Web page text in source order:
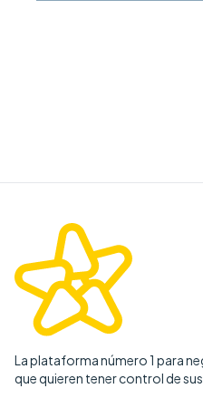
La plataforma número 1 para
que quieren tener control de